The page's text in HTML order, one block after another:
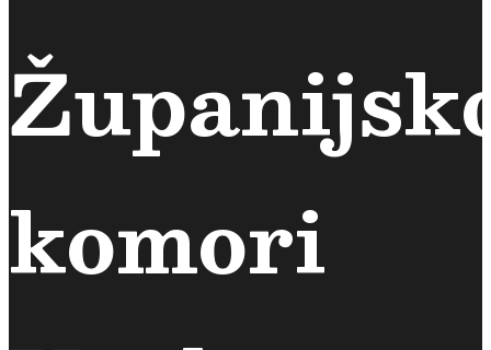
komori